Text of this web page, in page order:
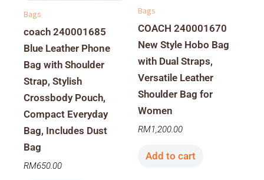
Bags
coach 240001685
Blue Leather Phone
Bag with Shoulder
Strap, Stylish
Crossbody Pouch,
Compact Everyday
Bag, Includes Dust
Bag
RM650.00
Bags
COACH 240001670
New Style Hobo Bag
with Dual Straps,
Versatile Leather
Shoulder Bag for
Women
RM1,200.00
Add to cart